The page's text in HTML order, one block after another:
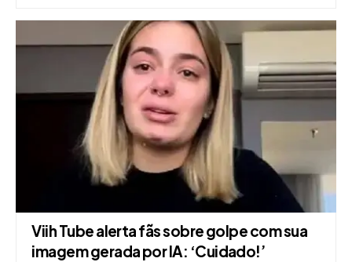
Viih Tube alerta fãs sobre golpe com sua
imagem gerada por IA: ‘Cuidado!’